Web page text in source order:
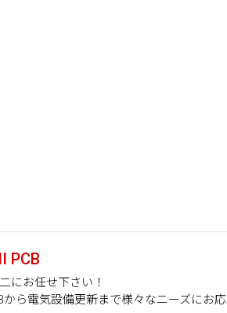
PCB
にお任せ下さい！
から電気設備更新まで様々なニーズにお応